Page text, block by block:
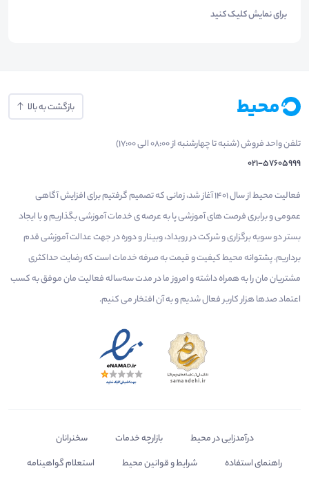
برای نمایش کلیک کنید
بازگشت به بالا
تلفن واحد فروش (شنبه تا چهارشنبه از 08:00 الی 17:00)
021-57605999
فعالیت محیط از سال 1401 آغاز شد، زمانی که تصمیم گرفتیم برای افزایش آگاهی
عمومی و برابری فرصت های آموزشی پا به عرصه ی خدمات آموزشی بگذاریم و با ایجاد
بستر دو سویه برگزاری و شرکت در رویداد، وبینار و دوره در جهت عدالت آموزشی قدم
برداریم. پشتوانه محیط کیفیت و قیمت به صرفه خدمات است که رضایت حداکثری
مشتریان مان را به همراه داشته و امروز ما در مدت سه‌ساله فعالیت مان موفق به کسب
اعتماد صدها هزار کاربر فعال شدیم و به آن افتخار می‌ کنیم.
درآمدزایی در محیط بازارچه خدمات
سخنرانان
راهنمای استفاده
شرایط و قوانین محیط
استعلام گواهینامه